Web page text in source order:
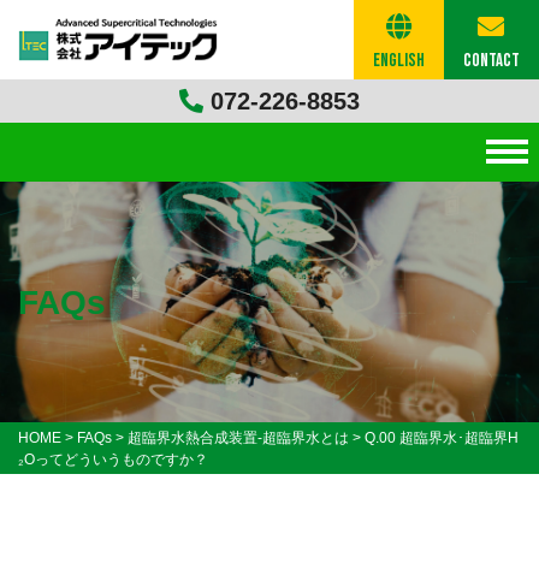
072-226-8853
English Contact
FAQs
HOME > FAQs > 超臨界水熱合成装置-超臨界水とは >Q.00 超臨界水･超臨界H
₂Oってどういうものですか？